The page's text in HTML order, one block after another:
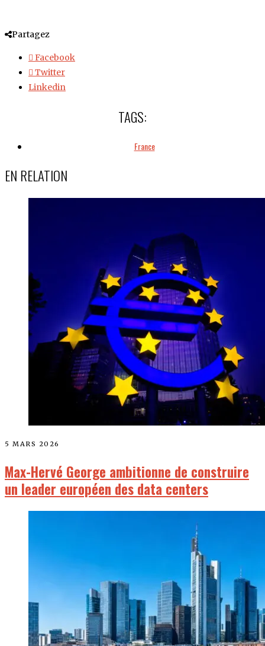
Partagez
Facebook
Twitter
Linkedin
TAGS:
France
EN RELATION
5 MARS 2026
Max-Hervé George ambitionne de construire
un leader européen des data centers